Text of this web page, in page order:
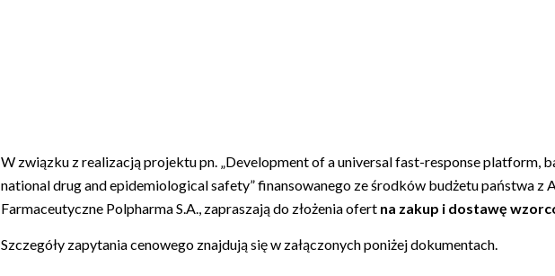
W związku z realizacją projektu pn. „Development of a universal fast-response platform,
national drug and epidemiological safety” finansowanego ze środków budżetu państwa z
Farmaceutyczne Polpharma S.A., zapraszają do złożenia ofert na zakup i dostawę
Szczegóły zapytania cenowego znajdują się w załączonych poniżej dokumentach.